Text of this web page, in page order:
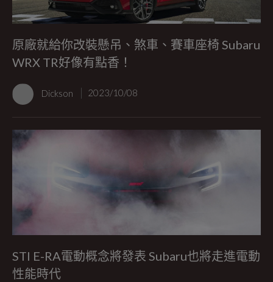
原廠就給你改裝懸吊、煞車、賽車座椅 Subaru
WRX TR好像有點香！
Dickson 2023/10/08
STI E-RA電動概念將發表 Subaru也將走進電動
性能時代